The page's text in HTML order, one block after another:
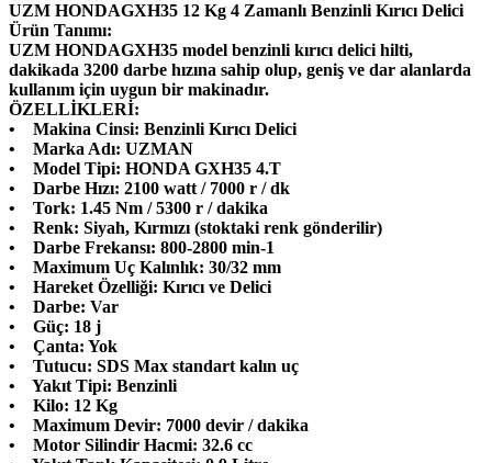
UZM HONDAGXH35 12 Kg 4 Zamanlı Benzinli Kırıcı Delici
Ürün Tanımı:
UZM HONDAGXH35 model benzinli kırıcı delici hilti,
dakikada 3200 darbe hızına sahip olup, geniş ve dar alanlarda
kullanım için uygun bir makinadır.
ÖZELLİKLERİ:
• Makina Cinsi: Benzinli Kırıcı Delici
• Marka Adı: UZMAN
• Model Tipi: HONDA GXH35 4.T
• Darbe Hızı: 2100 watt / 7000 r / dk
• Tork: 1.45 Nm / 5300 r / dakika
• Renk: Siyah, Kırmızı (stoktaki renk gönderilir)
• Darbe Frekansı: 800-2800 min-1
• Maximum Uç Kalınlık: 30/32 mm
• Hareket Özelliği: Kırıcı ve Delici
• Darbe: Var
• Güç: 18 j
• Çanta: Yok
• Tutucu: SDS Max standart kalın uç
• Yakıt Tipi: Benzinli
• Kilo: 12 Kg
• Maximum Devir: 7000 devir / dakika
• Motor Silindir Hacmi: 32.6 cc